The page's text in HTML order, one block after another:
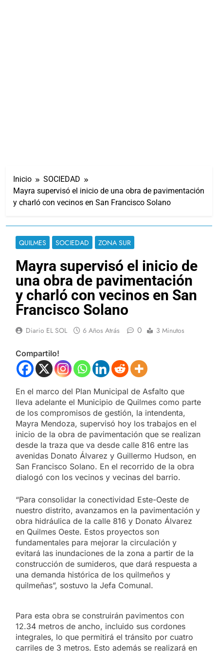
Inicio
SOCIEDAD
Mayra supervisó el inicio de una obra de pavimentación
y charló con vecinos en San Francisco Solano
QUILMES SOCIEDAD ZONA SUR
Mayra supervisó el inicio de
una obra de pavimentación
y charló con vecinos en San
Francisco Solano
Diario EL SOL 6 Años Atrás 0 3 Minutos
Compartilo!
En el marco del Plan Municipal de Asfalto que
lleva adelante el Municipio de Quilmes como parte
de los compromisos de gestión, la intendenta,
Mayra Mendoza, supervisó hoy los trabajos en el
inicio de la obra de pavimentación que se realizan
desde la traza que va desde calle 816 entre las
avenidas Donato Álvarez y Guillermo Hudson, en
San Francisco Solano. En el recorrido de la obra
dialogó con los vecinos y vecinas del barrio.
“Para consolidar la conectividad Este-Oeste de
nuestro distrito, avanzamos en la pavimentación y
obra hidráulica de la calle 816 y Donato Álvarez
en Quilmes Oeste. Estos proyectos son
fundamentales para mejorar la circulación y
evitará las inundaciones de la zona a partir de la
construcción de sumideros, que dará respuesta a
una demanda histórica de los quilmeños y
quilmeñas”, sostuvo la Jefa Comunal.
Para esta obra se construirán pavimentos con
12.34 metros de ancho, incluido sus cordones
integrales, lo que permitirá el tránsito por cuatro
carriles de 3 metros. Esto además se realizará en